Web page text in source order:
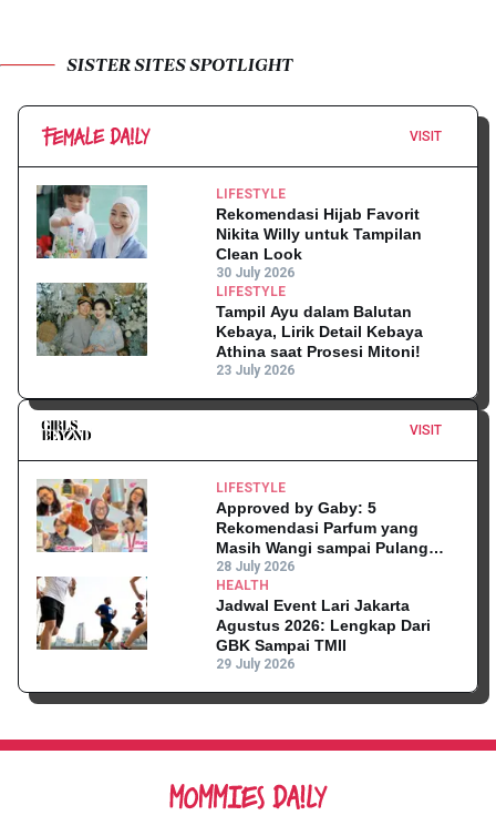
SISTER SITES SPOTLIGHT
VISIT
LIFESTYLE
Rekomendasi Hijab Favorit
Nikita Willy untuk Tampilan
Clean Look
30 July 2026
LIFESTYLE
Tampil Ayu dalam Balutan
Kebaya, Lirik Detail Kebaya
Athina saat Prosesi Mitoni!
23 July 2026
VISIT
LIFESTYLE
Approved by Gaby: 5
Rekomendasi Parfum yang
Masih Wangi sampai Pulang
Kantor
28 July 2026
HEALTH
Jadwal Event Lari Jakarta
Agustus 2026: Lengkap Dari
GBK Sampai TMII
29 July 2026